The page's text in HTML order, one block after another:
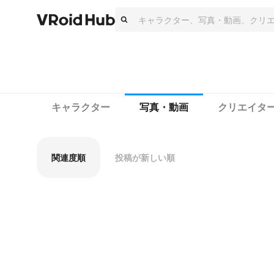
キャラクター 写真・動画 クリエイタ
関連度順 投稿が新しい順